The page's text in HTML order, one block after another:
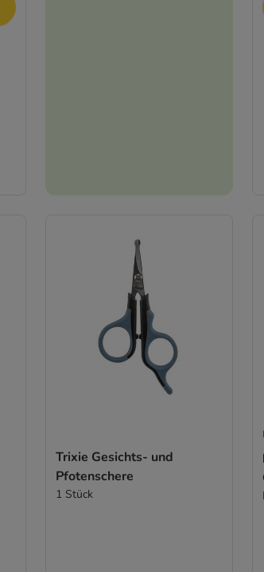
Trixie Gesichts- und
Pfotenschere
1 Stück